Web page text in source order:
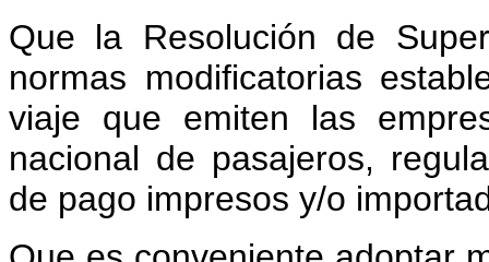
Que la Resolución de
normas modificatorias
viaje que emiten las
nacional de pasajeros,
de pago impresos y/o